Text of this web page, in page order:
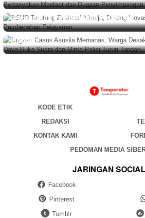
RSUD Tarutung Evaluasi Kinerja,
Percepatan Pembenahan Pelayanan
BERITA DAERAH Agustus 8, 2026
Dugaan Kasus Asusila Memanas,
Batang-Batang Daya Buka Suara dan
Tangan
KODE ETIK
REDAKSI
KONTAK KAMI
PEDOMAN MEDIA
JARINGAN SOCIAL
Facebook
Pinterest
Tumblr